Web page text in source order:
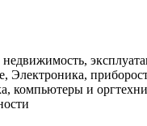
недвижимость,
Электроника,
компьютеры и